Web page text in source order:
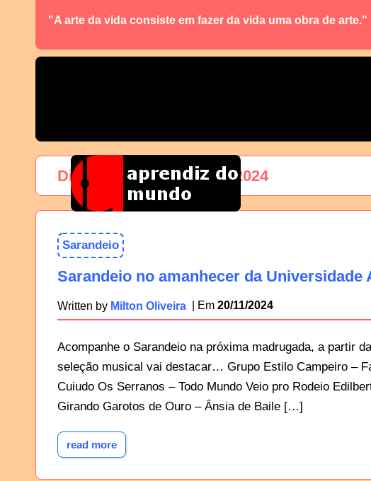
"A arte da vida consiste em fazer da vida uma obra de arte."
Dia: 20 de novembro de 2024
Sarandeio
Sarandeio no amanhecer da Universidade
Written by Milton Oliveira 20/11/2024
Acompanhe o Sarandeio na próxima madrugada, a partir
seleção musical vai destacar… Grupo Estilo Campeiro –
Cuiudo Os Serranos – Todo Mundo Veio pro Rodeio
Girando Garotos de Ouro – Ânsia de Baile […]
read more